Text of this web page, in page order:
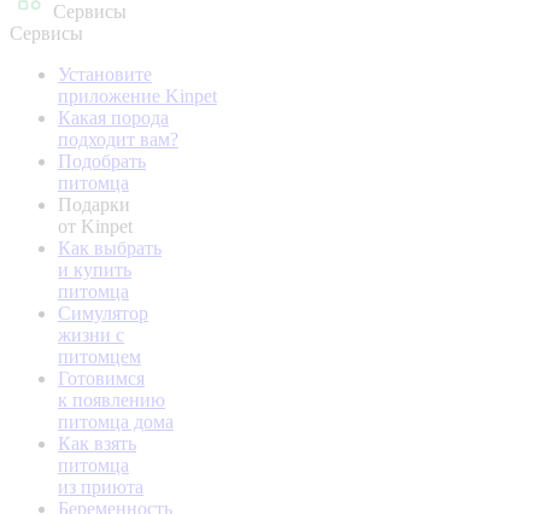
Сервисы
Сервисы
Установите
приложение Kinpet
Какая порода
подходит вам?
Подобрать
питомца
Подарки
от Kinpet
Как выбрать
и купить
питомца
Симулятор
жизни с
питомцем
Готовимся
к появлению
питомца дома
Как взять
питомца
из приюта
Беременность